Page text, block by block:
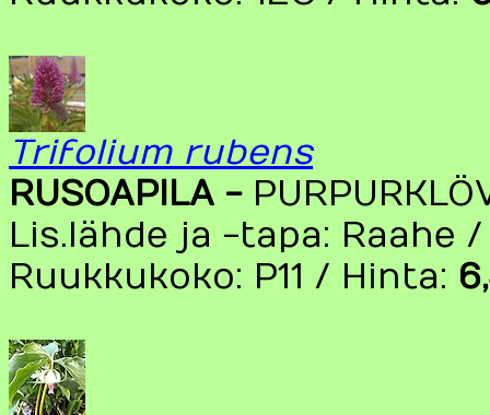
Trifolium rubens
RUSOAPILA -
Lis.lähde ja -tapa: Raahe
Ruukkukoko: P11 / Hinta: